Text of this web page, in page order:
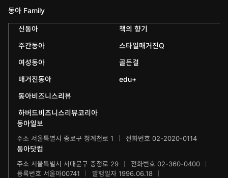
스포츠동아
어린이동아
에듀동아
어린이과학동아
수학동아
어린이수학동아
브랜더쿠
동아 신춘문예
동아국악콩쿠르
동아뮤지컬콩쿠르
동아무용콩쿠르
동아주니어음악콩쿠르
동아주니어국악콩쿠르
동아마라톤
동아 Family
인촌기념회
신문박물관
화정평화재단
하서학술재단
신동아
책의 향기
주간동아
스타일매거진Q
여성동아
골든걸
매거진동아
edu+
동아비즈니스리뷰
하버드비즈니스리뷰코리아
동아일보
주소 서울특별시 종로구 청계천로 1 전화번호 02-2020-0114
동아닷컴
주소 서울특별시 서대문구 충정로 29
전화번호 02-360-0400
등록번호 서울아00741
발행일자 1996.06.18